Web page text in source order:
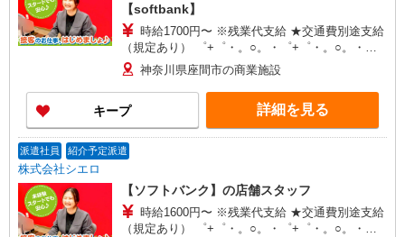
【softbank】
時給1700円〜 ※残業代支給 ★交通費別途支給
（規定あり） ゜+゜・。○。・゜+゜・。○。・゜
+゜ 入社祝い金10万円支給(規定有) お友達を紹介
頂くと, インセンティブ支給(規定有) ★月2回払
い・週払い可能（規程有）★ ゜・。○。・゜
+゜・。○。・゜+゜
神奈川県座間市の商業施設
キープ 詳細を見る
派遣社員 紹介予定派遣
株式会社シエロ
【ソフトバンク】の店舗スタッフ
時給1600円〜 ※残業代支給 ★交通費別途支給
（規定あり） ゜+゜・。○。・゜+゜・。○。・゜